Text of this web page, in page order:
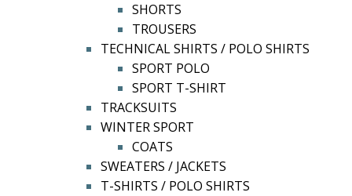
SHORTS
TROUSERS
TECHNICAL SHIRTS / POLO SHIRTS
SPORT POLO
SPORT T-SHIRT
TRACKSUITS
WINTER SPORT
COATS
SWEATERS / JACKETS
T-SHIRTS / POLO SHIRTS